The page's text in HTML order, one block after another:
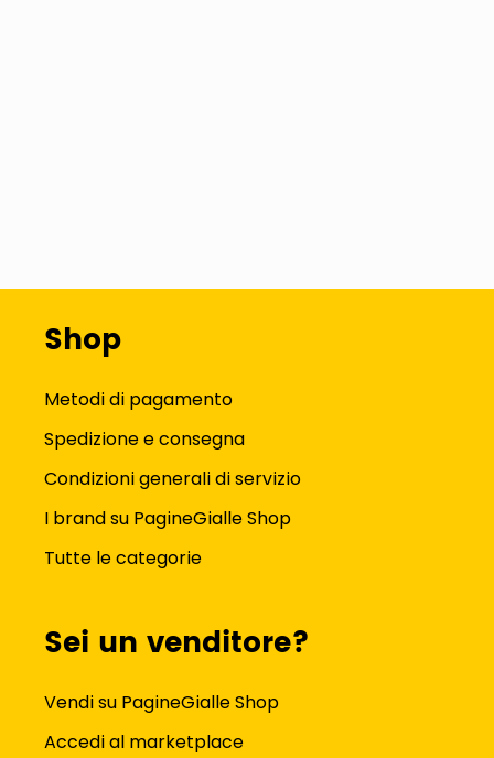
Shop
Metodi di pagamento
Spedizione e consegna
Condizioni generali di servizio
I brand su PagineGialle Shop
Tutte le categorie
Sei un venditore?
Vendi su PagineGialle Shop
Accedi al marketplace